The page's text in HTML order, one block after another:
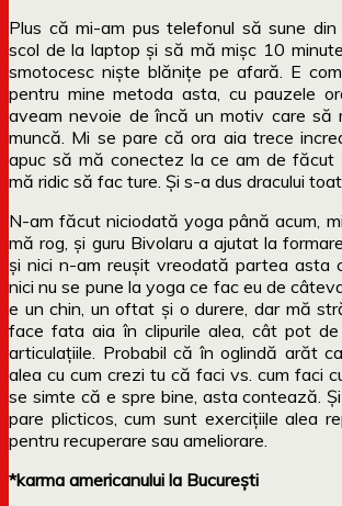
Plus că mi-am pus telefonul să sune
scol de la laptop și să mă mișc 10
smotocesc niște blănițe pe afară. E
pentru mine metoda asta, cu pauzele
aveam nevoie de încă un motiv care să
muncă. Mi se pare că ora aia trece
apuc să mă conectez la ce am de făcut
mă ridic să fac ture. Și s-a dus dracului
N-am făcut niciodată yoga până acum,
mă rog, și guru Bivolaru a ajutat la
și nici n-am reușit vreodată partea asta
nici nu se pune la yoga ce fac eu de
e un chin, un oftat și o durere, dar mă
face fata aia în clipurile alea, cât pot
articulațiile. Probabil că în oglindă arăt
alea cu cum crezi tu că faci vs. cum faci
se simte că e spre bine, asta contează.
pare plicticos, cum sunt exercițiile alea
pentru recuperare sau ameliorare.
*karma americanului la București